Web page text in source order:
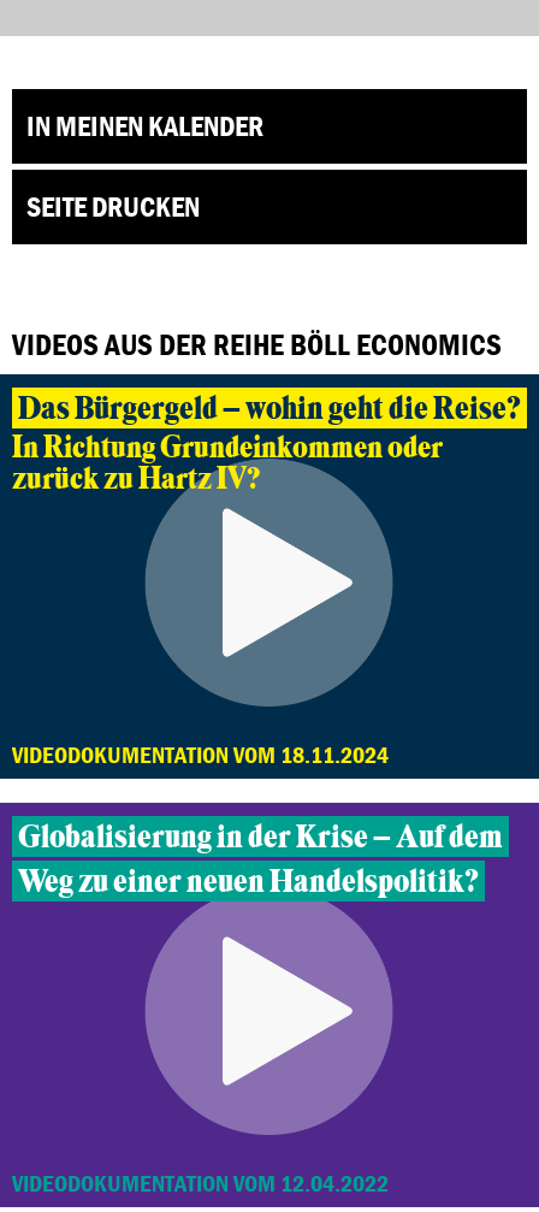
IN MEINEN KALENDER
SEITE DRUCKEN
VIDEOS AUS DER REIHE BÖLL ECONOMICS
Das Bürgergeld – wohin geht die Reise?
In Richtung Grundeinkommen oder
zurück zu Hartz IV?
VIDEODOKUMENTATION VOM 18.11.2024
Globalisierung in der Krise – Auf dem
Weg zu einer neuen Handelspolitik?
VIDEODOKUMENTATION VOM 12.04.2022